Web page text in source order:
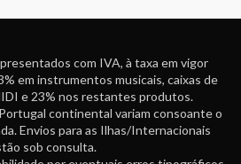
com IVA, à taxa em vigor
em instrumentos musicais, caixas de
e 23% nos restantes produtos.
continental variam consoante o
Envios para as Ilhas/Internacionais
sob consulta.